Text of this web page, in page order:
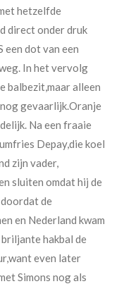
hetzelfde
directonder druk
een dot van een
In het vervolg
balbezit,maar alleen
gevaarlijk.Oranje
Na een fraaie
Depay,die koel
zijn vader,
sluiten omdat hij de
de
en Nederland kwam
hakbal de
even later
Simons nog als